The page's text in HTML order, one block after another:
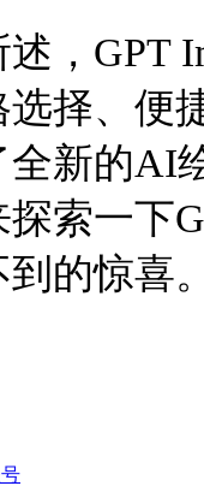
GPT
择、便
全新的AI
索一下
的惊喜